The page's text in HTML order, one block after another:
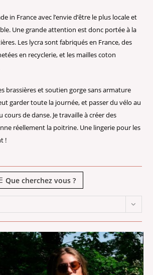
in France avec l’envie d’être le plus locale et
Une grande attention est donc portée à la
Les lycra sont fabriqués en France, des
en recyclerie, et les mailles coton
brassières etsoutien gorge sans armature
garder toute la journée, et passer du vélo au
cours de danse. Je travaille à créerdes
réellement la poitrine. Une lingerie pour les
!
Que cherchez vous ?